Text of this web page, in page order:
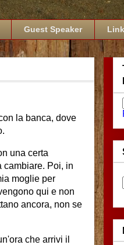
Guest Speaker
la banca, dove
una certa
cambiare. Poi, in
moglie per
qui e non
ancora, non se
che arrivi il